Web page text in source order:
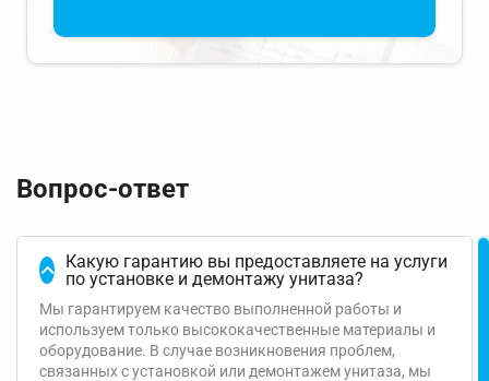
Вопрос-ответ
Какую гарантию вы предоставляете на услуги
по установке и демонтажу унитаза?
Мы гарантируем качество выполненной работы и
используем только высококачественные материалы и
оборудование. В случае возникновения проблем,
связанных с установкой или демонтажем унитаза, мы